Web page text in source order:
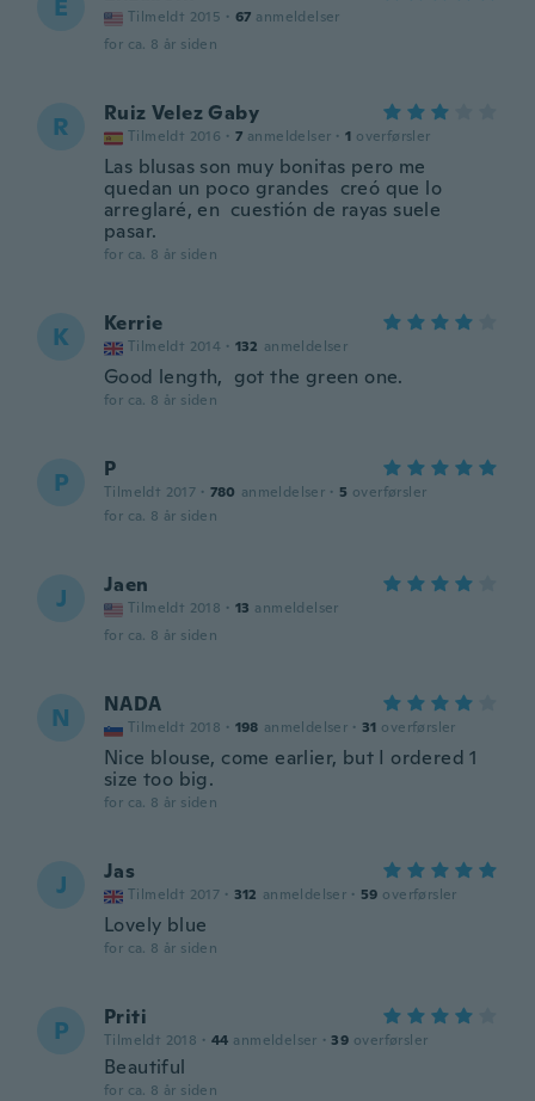
E Tilmeldt 2015 · 67 anmeldelser
for ca. 8 år siden
R Ruiz Velez Gaby
Tilmeldt 2016 · 7 anmeldelser · 1 overførsler
Las blusas son muy bonitas pero me
quedan un poco grandes creó que lo
arreglaré, en cuestión de rayas suele
pasar.
for ca. 8 år siden
K Kerrie
Tilmeldt 2014 · 132 anmeldelser
Good length, got the green one.
for ca. 8 år siden
P P
Tilmeldt 2017 · 780 anmeldelser · 5 overførsler
for ca. 8 år siden
J Jaen
Tilmeldt 2018 · 13 anmeldelser
for ca. 8 år siden
N NADA
Tilmeldt 2018 · 198 anmeldelser · 31 overførsler
Nice blouse, come earlier, but I ordered 1
size too big.
for ca. 8 år siden
J Jas
Tilmeldt 2017 · 312 anmeldelser · 59 overførsler
Lovely blue
for ca. 8 år siden
P Priti
Tilmeldt 2018 · 44 anmeldelser · 39 overførsler
Beautiful
for ca. 8 år siden